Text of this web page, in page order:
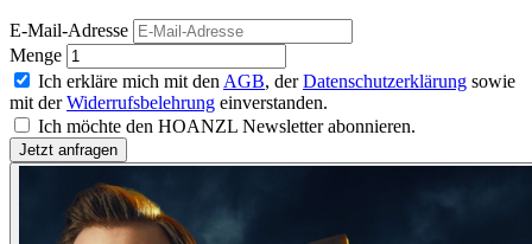
E-Mail-Adresse
Menge
Ich erkläre mich mit den AGB, derDatenschutzerklärung sowie
mit derWiderrufsbelehrung einverstanden.
Ich möchte den HOANZL Newsletter abonnieren.